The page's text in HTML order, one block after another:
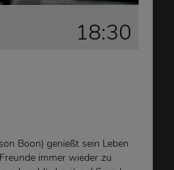
18:30
Boon) genießt sein Leben
immer wieder zu